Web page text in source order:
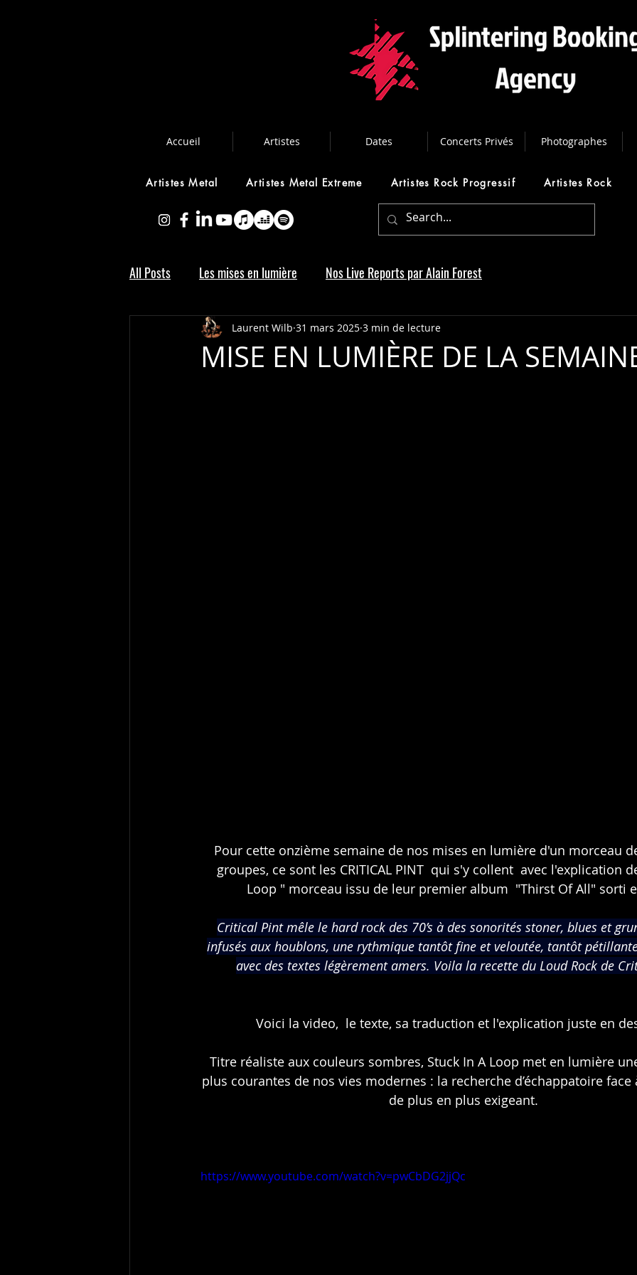
Accueil Artistes Dates Concerts Privés Photographes
Artistes Metal Artistes Metal Extreme Artistes Rock Progressif Artistes Rock
All Posts Les mises en lumière Nos Live Reports par Alain Forest
MISE EN LUMIÈRE DE LA
Laurent Wilb 31 mars 2025 3 min de lecture
Pour cette onzième semaine de nos mises en lumière d'un morceau
groupes, ce sont les CRITICAL PINT  qui s'y collent  avec l'explication
Loop " morceau issu de leur premier album  "Thirst Of All" sorti
Critical Pint mêle le hard rock des 70’s à des sonorités stoner, blues et
infusés aux houblons, une rythmique tantôt fine et veloutée, tantôt
avec des textes légèrement amers. Voila la recette du Loud Rock de
Voici la video,  le texte, sa traduction et l'explication juste en
Titre réaliste aux couleurs sombres, Stuck In A Loop met en lumière
plus courantes de nos vies modernes : la recherche d’échappatoire
de plus en plus exigeant.
https://www.youtube.com/watch?v=pwCbDG2jjQc